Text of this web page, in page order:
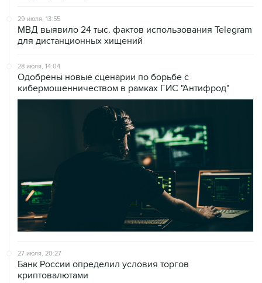
29 июля, 13:55
МВД выявило 24 тыс. фактов использования Telegram
для дистанционных хищений
28 июля, 14:04
Одобрены новые сценарии по борьбе с
кибермошенничеством в рамках ГИС "Антифрод"
27 июля, 20:27
Банк России определил условия торгов
криптовалютами